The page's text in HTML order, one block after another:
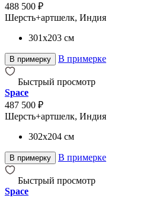
488 500 ₽
Шерсть+артшелк, Индия
301x203 см
В примерку В примерке
Быстрый просмотр
Space
487 500 ₽
Шерсть+артшелк, Индия
302x204 см
В примерку В примерке
Быстрый просмотр
Space